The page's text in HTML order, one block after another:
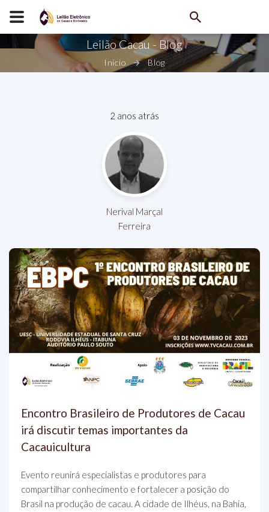
Leilão Cacau - Blog
Início Blog
2 anos atrás
Nerival Marçal
Ferreira
Encontro Brasileiro de Produtores de Cacau
irá discutir temas importantes da
Cacauicultura
Evento reunirá especialistas e produtores para
compartilhar conhecimento e fortalecer a posição do
Brasil na produção de cacau. A cidade de Ilhéus, na Bahia,